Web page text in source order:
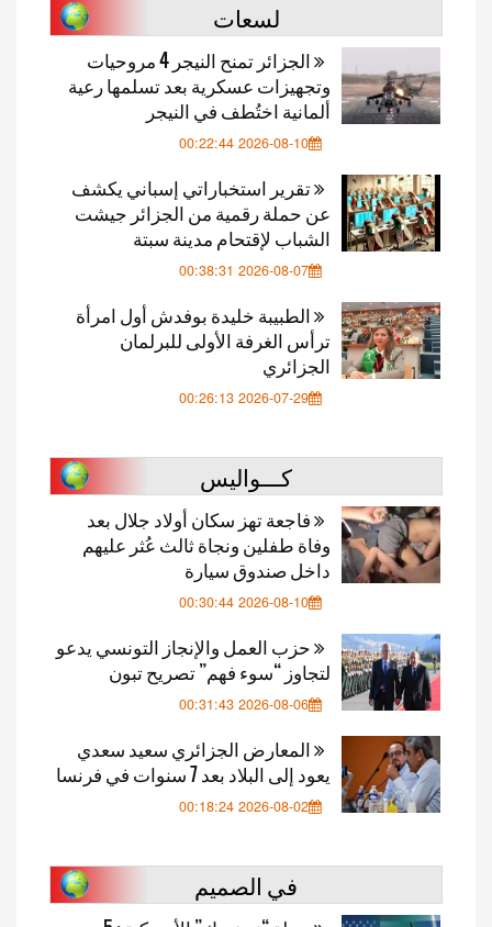
لسعات
الجزائر تمنح النيجر 4 مروحيات
وتجهيزات عسكرية بعد تسلمها رعية
ألمانية اختُطف في النيجر
2026-08-10 00:22:44
تقرير استخباراتي إسباني يكشف
عن حملة رقمية من الجزائر جيشت
الشباب لإقتحام مدينة سبتة
2026-08-07 00:38:31
الطبيبة خليدة بوفدش أول امرأة
ترأس الغرفة الأولى للبرلمان
الجزائري
2026-07-29 00:26:13
كـــواليس
فاجعة تهز سكان أولاد جلال بعد
وفاة طفلين ونجاة ثالث عُثر عليهم
داخل صندوق سيارة
2026-08-10 00:30:44
حزب العمل والإنجاز التونسي يدعو
لتجاوز “سوء فهم” تصريح تبون
2026-08-06 00:31:43
المعارض الجزائري سعيد سعدي
يعود إلى البلاد بعد 7 سنوات في فرنسا
2026-08-02 00:18:24
في الصميم